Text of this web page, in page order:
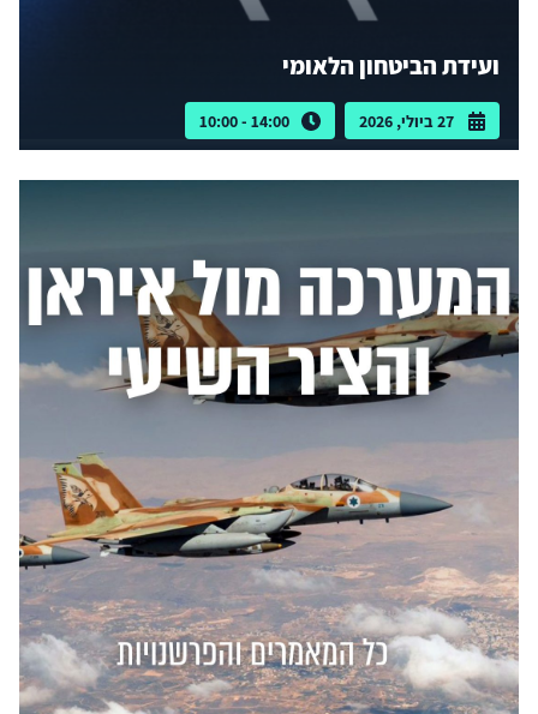
ועידת הביטחון הלאומי
27 ביולי, 2026 14:00 - 10:00